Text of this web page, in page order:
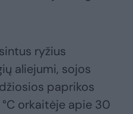
ryžius
aliejumi, sojos
paprikos
orkaitėje apie 30